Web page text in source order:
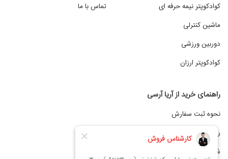
کوادکوپتر نیمه حرفه ای
ماشین کنترلی
دوربین ورزشی
کوادکوپتر ارزان
تماس با ما
راهنمای خرید از آریا آرسی
نحوه ثبت سفارش
رویه ارسال کالا
شیوه های پرداخت